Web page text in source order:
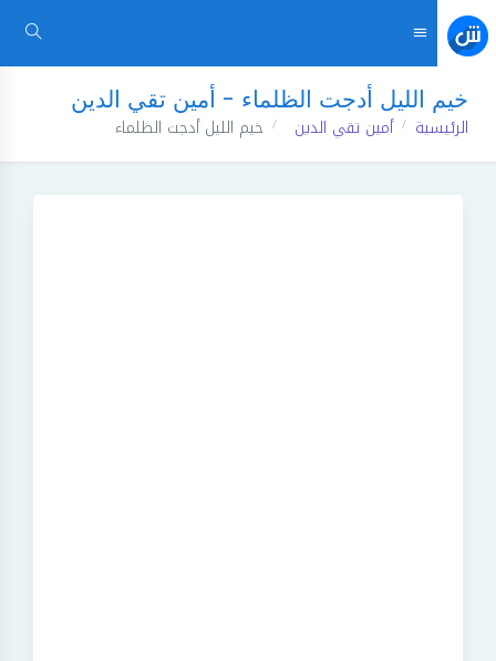
خيم الليل أدجت الظلماء - أمين تقي الدين
الرئيسية أمين تقي الدين خيم الليل أدجت الظلماء